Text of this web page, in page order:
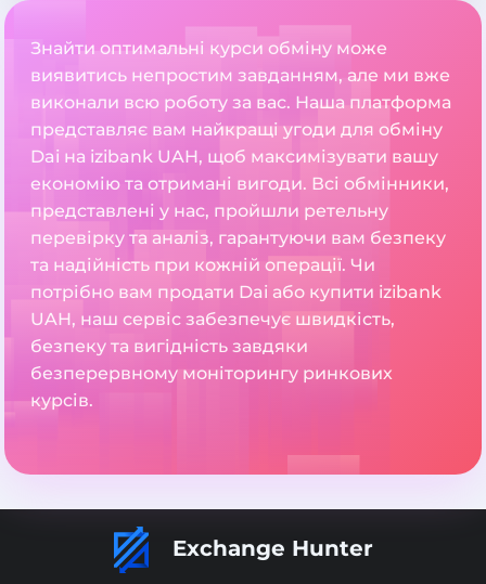
Знайти оптимальні курси обміну може
виявитись непростим завданням, але ми вже
виконали всю роботу за вас. Наша платформа
представляє вам найкращі угоди для обміну
Dai на izibank UAH, щоб максимізувати вашу
економію та отримані вигоди. Всі обмінники,
представлені у нас, пройшли ретельну
перевірку та аналіз, гарантуючи вам безпеку
та надійність при кожній операції. Чи
потрібно вам продати Dai або купити izibank
UAH, наш сервіс забезпечує швидкість,
безпеку та вигідність завдяки
безперервному моніторингу ринкових
курсів.
Exchange Hunter